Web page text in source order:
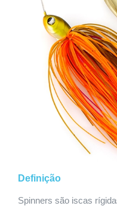
Definição
Spinners são iscas